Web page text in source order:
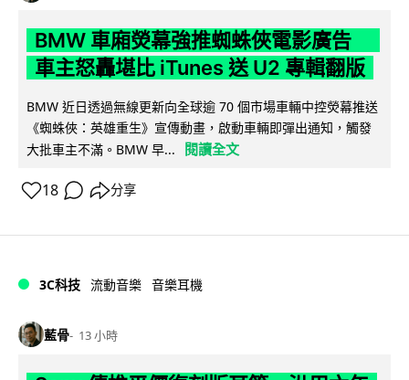
BMW 車廂熒幕強推蜘蛛俠電影廣告
車主怒轟堪比 iTunes 送 U2 專輯翻版
BMW 近日透過無線更新向全球逾 70 個市場車輛中控熒幕推送
《蜘蛛俠：英雄重生》宣傳動畫，啟動車輛即彈出通知，觸發
大批車主不滿。BMW 早...
閱讀全文
18 分享
3C科技 流動音樂 音樂耳機
藍骨 13 小時